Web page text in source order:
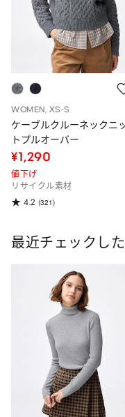
WOMEN, XS-S
ケーブルクルーネックニ
トプルオーバー
¥1,290
値下げ
リサイクル素材
4.2 (321)
最近チェックし